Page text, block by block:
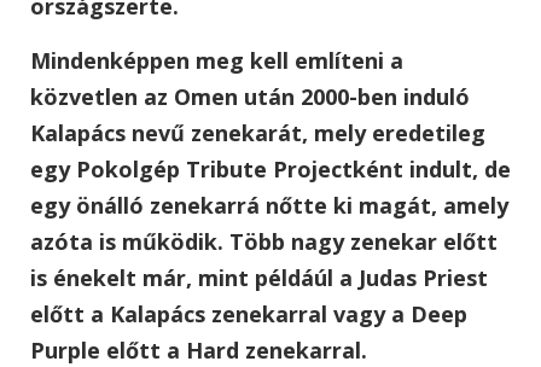
Mindenképpen meg kell említeni a
közvetlen az Omen után 2000-ben induló
Kalapács nevű zenekarát, mely eredetileg
egy Pokolgép Tribute Projectként indult, de
egy önálló zenekarrá nőtte ki magát, amely
azóta is működik. Több nagy zenekar előtt
is énekelt már, mint példáúl a Judas Priest
előtt a Kalapács zenekarral vagy a Deep
Purple előtt a Hard zenekarral.